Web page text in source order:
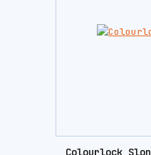
Colourlock